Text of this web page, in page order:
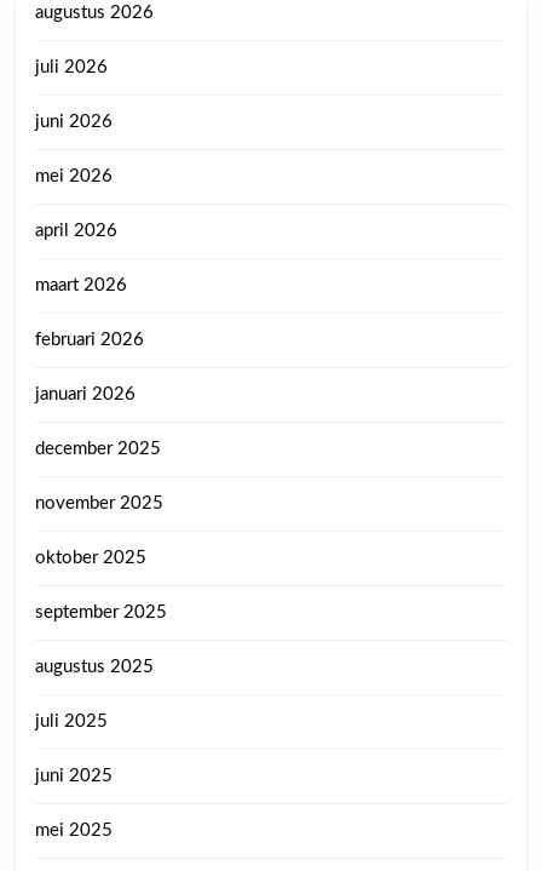
augustus 2026
juli 2026
juni 2026
mei 2026
april 2026
maart 2026
februari 2026
januari 2026
december 2025
november 2025
oktober 2025
september 2025
augustus 2025
juli 2025
juni 2025
mei 2025